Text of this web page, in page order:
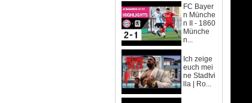
FC Bayer
n Münche
n II - 1860
Münche
n...
Ich zeige
euch mei
ne Stadtvi
lla | Ro...